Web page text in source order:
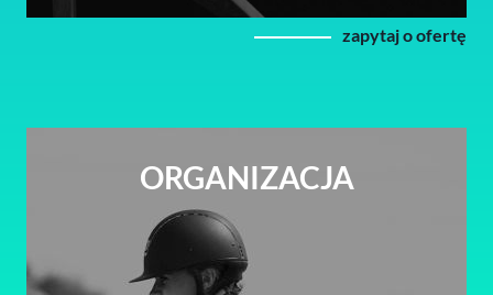
zapytaj o ofertę
ORGANIZACJA